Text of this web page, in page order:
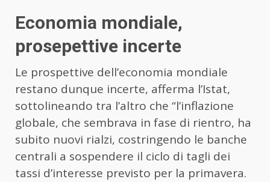
Economia mondiale,
prosepettive incerte
Le prospettive dell’economia mondiale
restano dunque incerte, afferma l’Istat,
sottolineando tra l’altro che “l’inflazione
globale, che sembrava in fase di rientro, ha
subito nuovi rialzi, costringendo le banche
centrali a sospendere il ciclo di tagli dei
tassi d’interesse previsto per la primavera.